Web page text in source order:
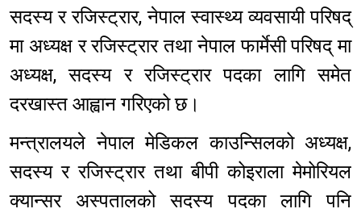
सदस्य र रजिस्ट्रार, नेपाल स्वास्थ्य व्यवसायी परिषद्
मा अध्यक्ष र रजिस्ट्रार तथा नेपाल फार्मेसी परिषद् मा
अध्यक्ष, सदस्य र रजिस्ट्रार पदका लागि समेत
दरखास्त आह्वान गरिएको छ।
मन्त्रालयले नेपाल मेडिकल काउन्सिलको अध्यक्ष,
सदस्य र रजिस्ट्रार तथा बीपी कोइराला मेमोरियल
क्यान्सर अस्पतालको सदस्य पदका लागि पनि